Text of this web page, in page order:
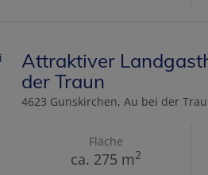
Attraktiver
der Traun
4623 Gunskirchen, Au bei der
Fläche
ca. 275 m2